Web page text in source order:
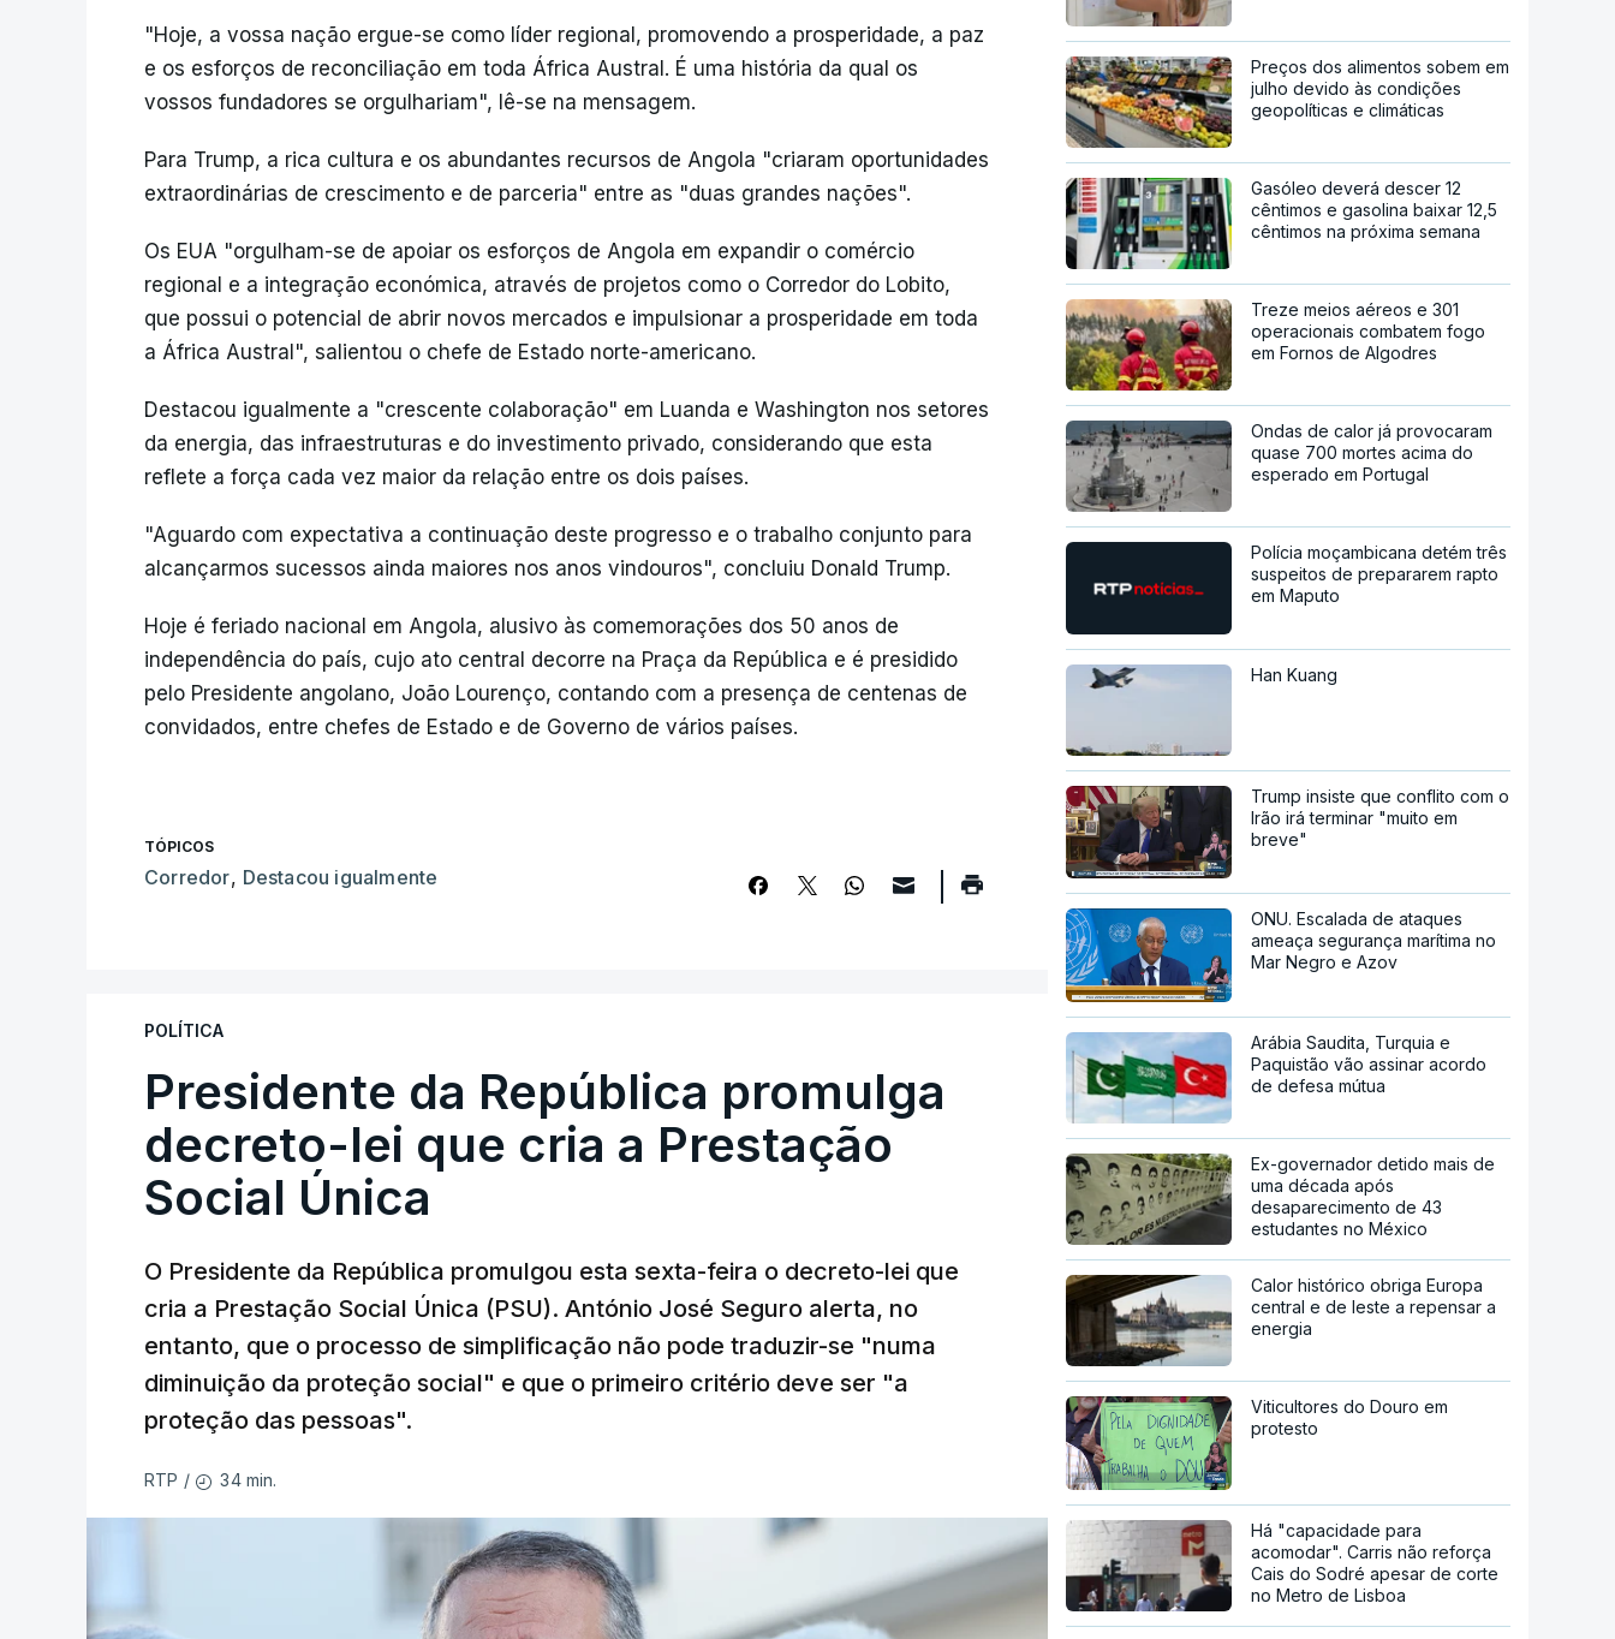
"Hoje, a vossa nação ergue-se como líder regional, promovendo a prosperidade, a paz
e os esforços de reconciliação em toda África Austral. É uma história da qual os
vossos fundadores se orgulhariam", lê-se na mensagem.
Para Trump, a rica cultura e os abundantes recursos de Angola "criaram oportunidades
extraordinárias de crescimento e de parceria" entre as "duas grandes nações".
Os EUA "orgulham-se de apoiar os esforços de Angola em expandir o comércio
regional e a integração económica, através de projetos como o Corredor do Lobito,
que possui o potencial de abrir novos mercados e impulsionar a prosperidade em toda
a África Austral", salientou o chefe de Estado norte-americano.
Destacou igualmente a "crescente colaboração" em Luanda e Washington nos setores
da energia, das infraestruturas e do investimento privado, considerando que esta
reflete a força cada vez maior da relação entre os dois países.
"Aguardo com expectativa a continuação deste progresso e o trabalho conjunto para
alcançarmos sucessos ainda maiores nos anos vindouros", concluiu Donald Trump.
Hoje é feriado nacional em Angola, alusivo às comemorações dos 50 anos de
independência do país, cujo ato central decorre na Praça da República e é presidido
pelo Presidente angolano, João Lourenço, contando com a presença de centenas de
convidados, entre chefes de Estado e de Governo de vários países.
TÓPICOS
Corredor, Destacou igualmente
POLÍTICA
Presidente da República promulga
decreto-lei que cria a Prestação
Social Única
O Presidente da República promulgou esta sexta-feira o decreto-lei que
cria a Prestação Social Única (PSU). António José Seguro alerta, no
entanto, que o processo de simplificação não pode traduzir-se "numa
diminuição da proteção social" e que o primeiro critério deve ser "a
proteção das pessoas".
RTP / 34 min.
Preços dos alimentos sobem em
julho devido às condições
geopolíticas e climáticas
Gasóleo deverá descer 12
cêntimos e gasolina baixar 12,5
cêntimos na próxima semana
Treze meios aéreos e 301
operacionais combatem fogo
em Fornos de Algodres
Ondas de calor já provocaram
quase 700 mortes acima do
esperado em Portugal
Polícia moçambicana detém três
suspeitos de prepararem rapto
em Maputo
Han Kuang
Trump insiste que conflito com o
Irão irá terminar "muito em
breve"
ONU. Escalada de ataques
ameaça segurança marítima no
Mar Negro e Azov
Arábia Saudita, Turquia e
Paquistão vão assinar acordo
de defesa mútua
Ex-governador detido mais de
uma década após
desaparecimento de 43
estudantes no México
Calor histórico obriga Europa
central e de leste a repensar a
energia
Viticultores do Douro em
protesto
Há "capacidade para
acomodar". Carris não reforça
Cais do Sodré apesar de corte
no Metro de Lisboa